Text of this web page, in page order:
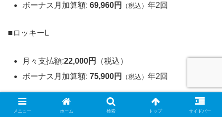
ボーナス月加算額:69,960円 （税込）年2回
■ロッキーL
月々支払額:22,000円
（税込）
ボーナス月加算額:75,900円 （税込）年2回
■リース料金に含まれるもの
メニュー ホーム 検索 トップ サイドバー